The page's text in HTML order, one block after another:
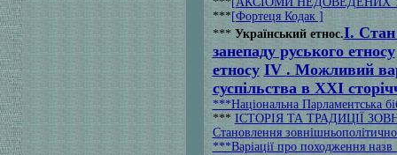
***[Фортеця Кодак ]
*** Український етнос.І. Стан
занепаду руського етносу
етносу IV . Можливий
суспільства в ХХІ
***Національна Парламентська
*** ІСТОРІЯ ТА ТРАДИЦІЇ
Становлення
***Варіації про походження